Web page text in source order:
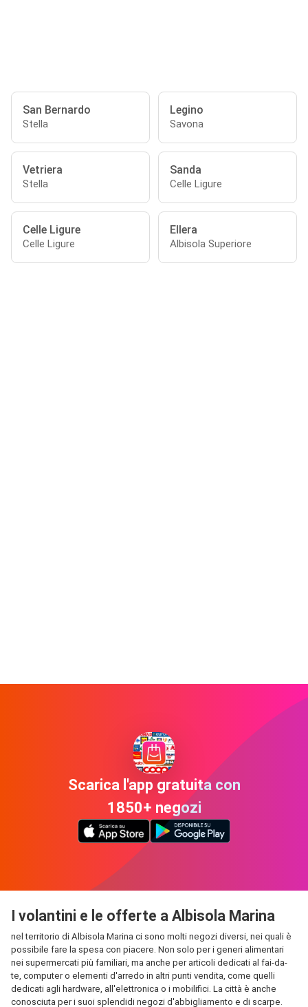
San Bernardo
Stella
Legino
Savona
Vetriera
Stella
Sanda
Celle Ligure
Celle Ligure
Celle Ligure
Ellera
Albisola Superiore
Scarica l'app gratuita con
1850+ negozi
I volantini e le offerte a Albisola Marina
nel territorio di Albisola Marina ci sono molti negozi diversi, nei quali è
possibile fare la spesa con piacere. Non solo per i generi alimentari
nei supermercati più familiari, ma anche per articoli dedicati al fai-da-
te, computer o elementi d'arredo in altri punti vendita, come quelli
dedicati agli hardware, all'elettronica o i mobilifici. La città è anche
conosciuta per i suoi splendidi negozi d'abbigliamento e di scarpe.